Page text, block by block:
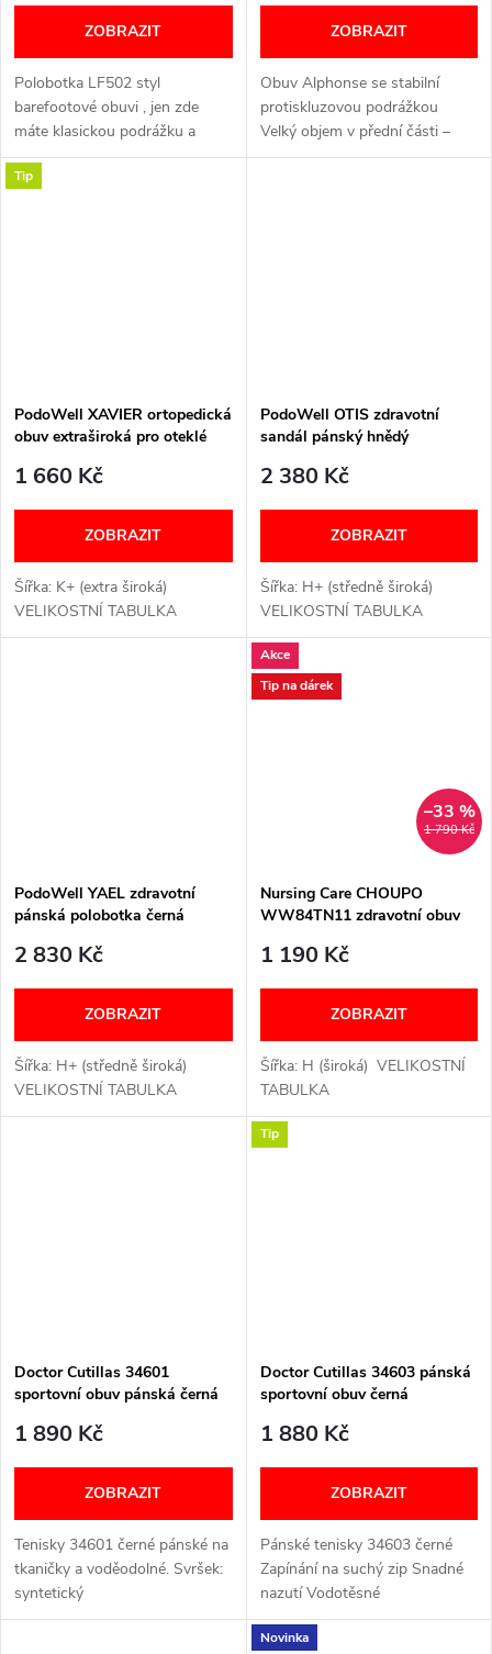
ZOBRAZIT
Polobotka LF502 styl
barefootové obuvi , jen zde
máte klasickou podrážku a
vyjímatelnou vložku. Šířka: H
(široký) VELIKOSTNÍ TABULKA
ZOBRAZIT
Obuv Alphonse se stabilní
protiskluzovou podrážkou
Velký objem v přední části –
bez vyčnívajících švů, šetrné k
Tip
PodoWell XAVIER ortopedická
obuv extraširoká pro oteklé
1 660 Kč
ZOBRAZIT
Šířka: K+ (extra široká)
VELIKOSTNÍ TABULKA
PodoWell OTIS zdravotní
sandál pánský hnědý
2 380 Kč
ZOBRAZIT
Šířka: H+ (středně široká)
VELIKOSTNÍ TABULKA
PodoWell YAEL zdravotní
pánská polobotka černá
2 830 Kč
ZOBRAZIT
Šířka: H+ (středně široká)
VELIKOSTNÍ TABULKA
Akce
Tip na dárek
1 790 Kč
–33 %
Nursing Care CHOUPO
WW84TN11 zdravotní obuv
1 190 Kč
ZOBRAZIT
Šířka: H (široká) VELIKOSTNÍ
TABULKA
Doctor Cutillas 34601
sportovní obuv pánská černá
1 890 Kč
ZOBRAZIT
Tenisky 34601 černé pánské na
tkaničky a voděodolné. Svršek:
syntetický
(vodotěsný)technologie WATERPROOF
Tip
Doctor Cutillas 34603 pánská
sportovní obuv černá
1 880 Kč
ZOBRAZIT
Pánské tenisky 34603 černé
Zapínání na suchý zip Snadné
nazutí Vodotěsné
WATERPROOF Vyjímatená
stélka Šířka H VELIKOSTNÍ
Novinka